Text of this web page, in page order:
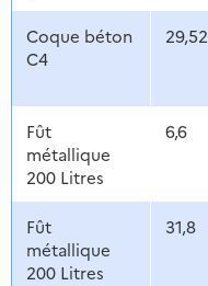
Coque béton
C4
29,52
Fût
métallique
200 Litres
6,6
Fût
métallique
200 Litres
31,8